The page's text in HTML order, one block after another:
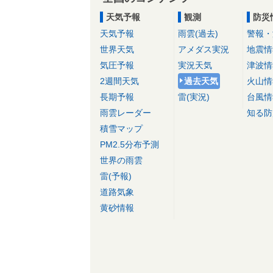
天気予報
天気予報
世界天気
気圧予報
2週間天気
長期予報
雨雲レーダー
積雪マップ
PM2.5分布予測
世界の雨雲
雷(予報)
道路気象
黄砂情報
観測
雨雲(過去)
アメダス実況
実況天気
過去天気
雷(実況)
防災
警報
地震
津波
火山
台風
知る